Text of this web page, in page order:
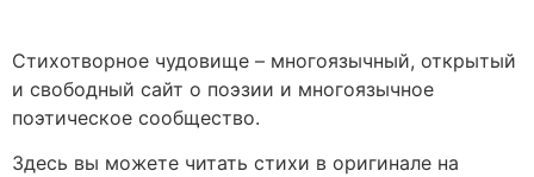
Стихотворное чудовище – многоязычный, открытый
и свободный сайт о поэзии и многоязычное
поэтическое сообщество.
Здесь вы можете читать стихи в оригинале на